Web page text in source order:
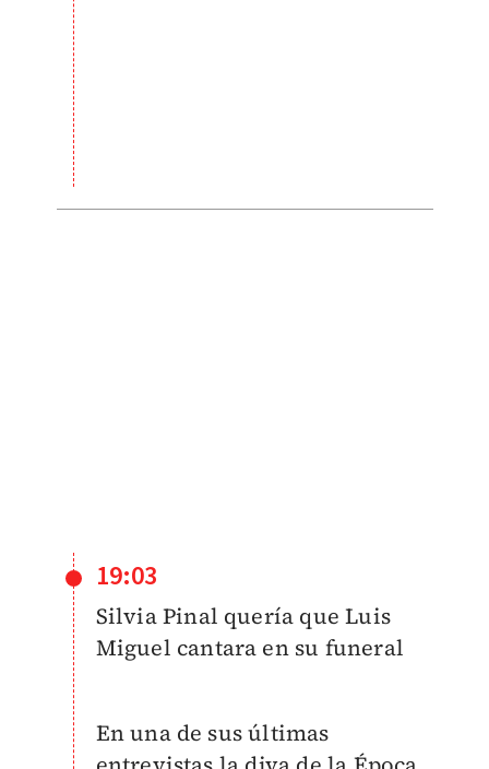
19:03
Silvia Pinal quería que Luis
Miguel cantara en su funeral
En una de sus últimas